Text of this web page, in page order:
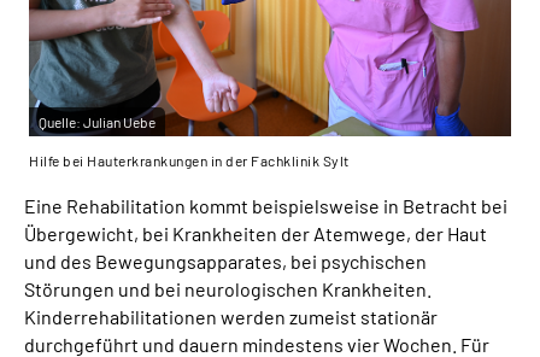
Quelle: Julian Uebe
Hilfe bei Hauterkrankungen in der Fachklinik Sylt
Eine Rehabilitation kommt beispielsweise in Betracht bei
Übergewicht, bei Krankheiten der Atemwege, der Haut
und des Bewegungsapparates, bei psychischen
Störungen und bei neurologischen Krankheiten.
Kinderrehabilitationen werden zumeist stationär
durchgeführt und dauern mindestens vier Wochen. Für